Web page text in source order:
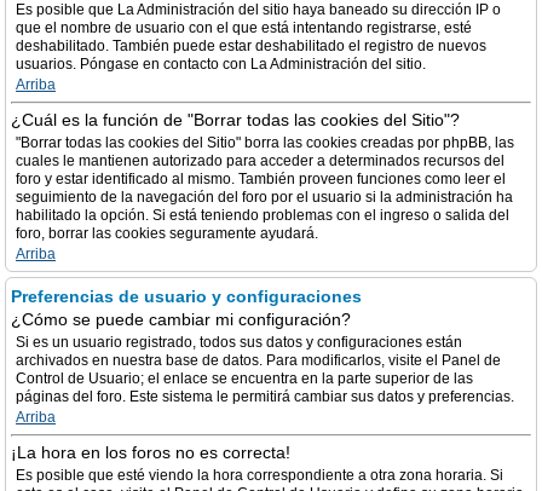
Es posible que La Administración del sitio haya baneado su dirección IP o
que el nombre de usuario con el que está intentando registrarse, esté
deshabilitado. También puede estar deshabilitado el registro de nuevos
usuarios. Póngase en contacto con La Administración del sitio.
Arriba
¿Cuál es la función de "Borrar todas las cookies del Sitio"?
"Borrar todas las cookies del Sitio" borra las cookies creadas por phpBB, las
cuales le mantienen autorizado para acceder a determinados recursos del
foro y estar identificado al mismo. También proveen funciones como leer el
seguimiento de la navegación del foro por el usuario si la administración ha
habilitado la opción. Si está teniendo problemas con el ingreso o salida del
foro, borrar las cookies seguramente ayudará.
Arriba
Preferencias de usuario y configuraciones
¿Cómo se puede cambiar mi configuración?
Si es un usuario registrado, todos sus datos y configuraciones están
archivados en nuestra base de datos. Para modificarlos, visite el Panel de
Control de Usuario; el enlace se encuentra en la parte superior de las
páginas del foro. Este sistema le permitirá cambiar sus datos y preferencias.
Arriba
¡La hora en los foros no es correcta!
Es posible que esté viendo la hora correspondiente a otra zona horaria. Si